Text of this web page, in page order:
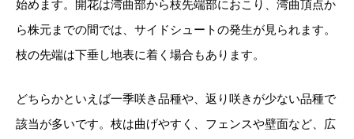
始めます。開花は湾曲部から枝先端部におこり、湾曲頂点か
ら株元までの間では、サイドシュートの発生が見られます。
枝の先端は下垂し地表に着く場合もあります。
どちらかといえば一季咲き品種や、返り咲きが少ない品種で
該当が多いです。枝は曲げやすく、フェンスや壁面など、広